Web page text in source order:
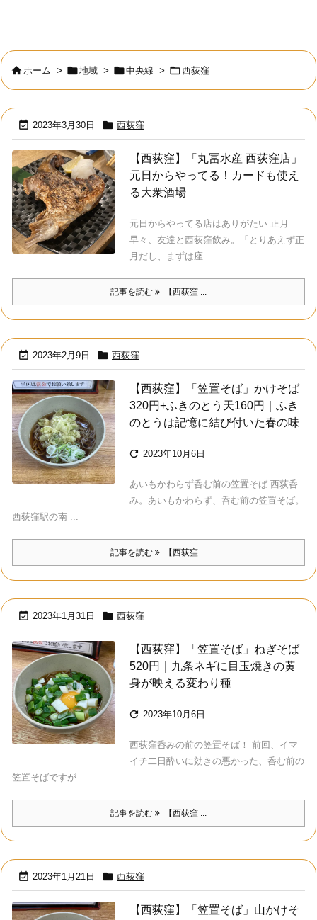
ホーム > 地域 > 中央線 > 西荻窪
 2023年3月30日  西荻窪
【西荻窪】「丸冨水産 西荻窪店」
元日からやってる！カードも使え
る大衆酒場
元日からやってる店はありがたい 正月
早々、友達と西荻窪飲み。「とりあえず正
月だし、まずは座 ...
記事を読む 【西荻窪 ...
 2023年2月9日  西荻窪
【西荻窪】「笠置そば」かけそば
320円+ふきのとう天160円｜ふき
のとうは記憶に結び付いた春の味
 2023年10月6日
あいもかわらず呑む前の笠置そば 西荻呑
み。あいもかわらず、呑む前の笠置そば。
西荻窪駅の南 ...
記事を読む 【西荻窪 ...
 2023年1月31日  西荻窪
【西荻窪】「笠置そば」ねぎそば
520円｜九条ネギに目玉焼きの黄
身が映える変わり種
 2023年10月6日
西荻窪呑みの前の笠置そば！ 前回、イマ
イチ二日酔いに効きの悪かった、呑む前の
笠置そばですが ...
記事を読む 【西荻窪 ...
 2023年1月21日  西荻窪
【西荻窪】「笠置そば」山かけそ